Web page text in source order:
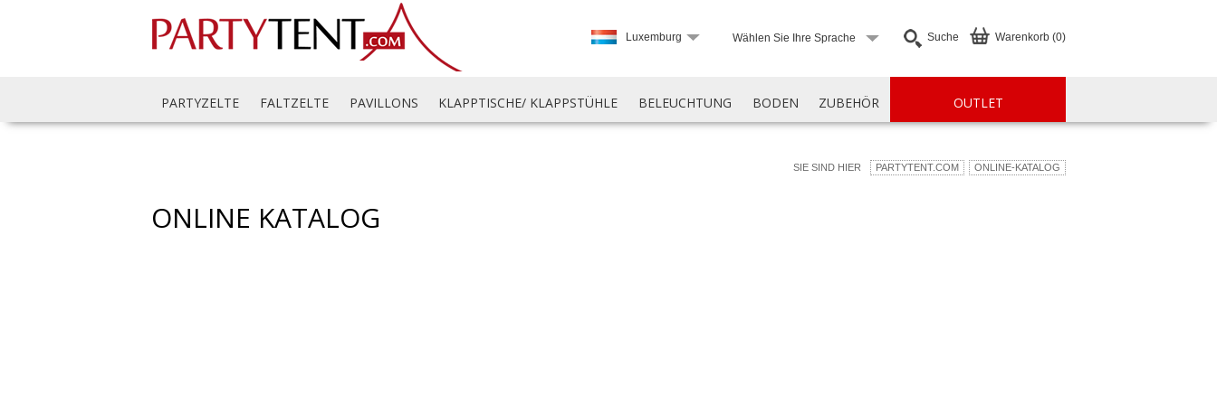
Warenkorb (0)
Suche
Wählen Sie Ihre Sprache
Luxemburg
PARTYZELTE FALTZELTE PAVILLONS KLAPPTISCHE/ KLAPPSTÜHLE BELEUCHTUNG BODEN ZUBEHÖR OUTLET
SIE SIND HIER PARTYTENT.COM ONLINE-KATALOG
ONLINE KATALOG